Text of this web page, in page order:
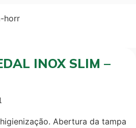
INOX SLIM –
Abertura da tampa